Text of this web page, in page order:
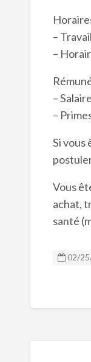
–
–
–
–
Si vous
Vous
achat,
santé
02/